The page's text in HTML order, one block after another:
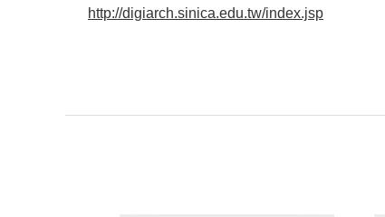
http://digiarch.sinica.edu.tw/index.jsp